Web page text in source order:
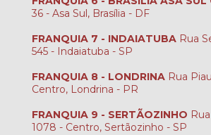
36 - Asa Sul, Brasília - DF
FRANQUIA 7 - INDAIATUBA Rua
545 - Indaiatuba - SP
FRANQUIA 8 - LONDRINA Rua
Centro, Londrina - PR
FRANQUIA 9 - SERTÃOZINHO
1078 - Centro, Sertãozinho - SP